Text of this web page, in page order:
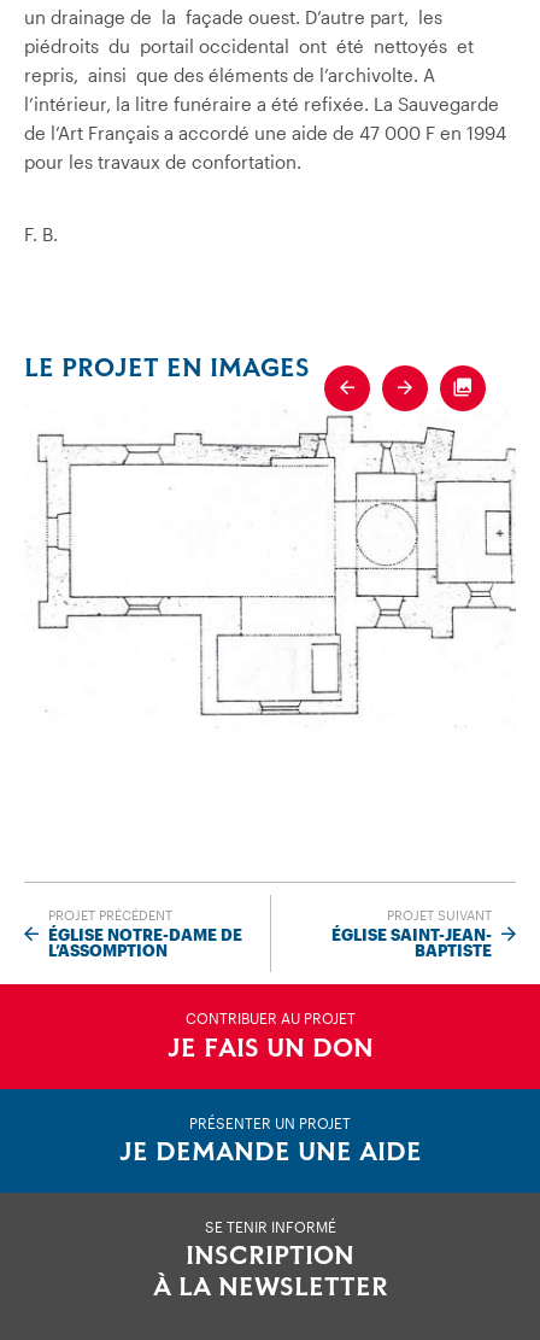
un drainage de la façade ouest. D’autre part, les
piédroits du portail occidental ont été nettoyés et
repris, ainsi que des éléments de l’archivolte. A
l’intérieur, la litre funéraire a été refixée. La Sauvegarde
de l’Art Français a accordé une aide de 47 000 F en 1994
pour les travaux de confortation.
F. B.
LE PROJET EN IMAGES
Previous
Next
PROJET PRÉCÉDENT
ÉGLISE NOTRE-DAME DE
L’ASSOMPTION
PROJET SUIVANT
ÉGLISE SAINT-JEAN-
BAPTISTE
CONTRIBUER AU PROJET
JE FAIS UN DON
PRÉSENTER UN PROJET
JE DEMANDE UNE AIDE
SE TENIR INFORMÉ
INSCRIPTION
À LA NEWSLETTER